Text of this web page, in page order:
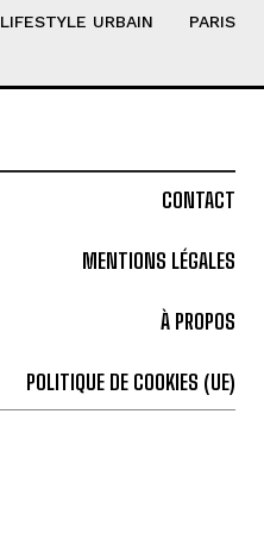
LIFESTYLE URBAIN PARIS
CONTACT
MENTIONS LÉGALES
À PROPOS
POLITIQUE DE COOKIES (UE)